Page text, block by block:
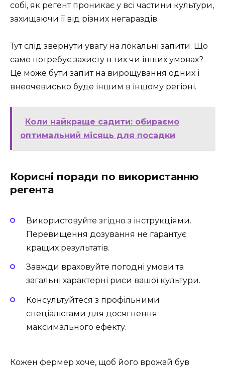
собі, як регент проникає у всі частини культури,
захищаючи її від різних негараздів.
Тут слід звернути увагу на локальні запити. Що
саме потребує захисту в тих чи інших умовах?
Це може бути запит на вирощування одних і
внеочевисько буде іншим в іншому регіоні.
Коли найкраще садити: обираємо
оптимальний місяць для посадки
Корисні поради по використанню
регента
Використовуйте згідно з інструкціями.
Перевищення дозування не гарантує
кращих результатів.
Завжди враховуйте погодні умови та
загальні характерні риси вашої культури.
Консультуйтеся з профільними
спеціалістами для досягнення
максимального ефекту.
Кожен фермер хоче, щоб його врожай був